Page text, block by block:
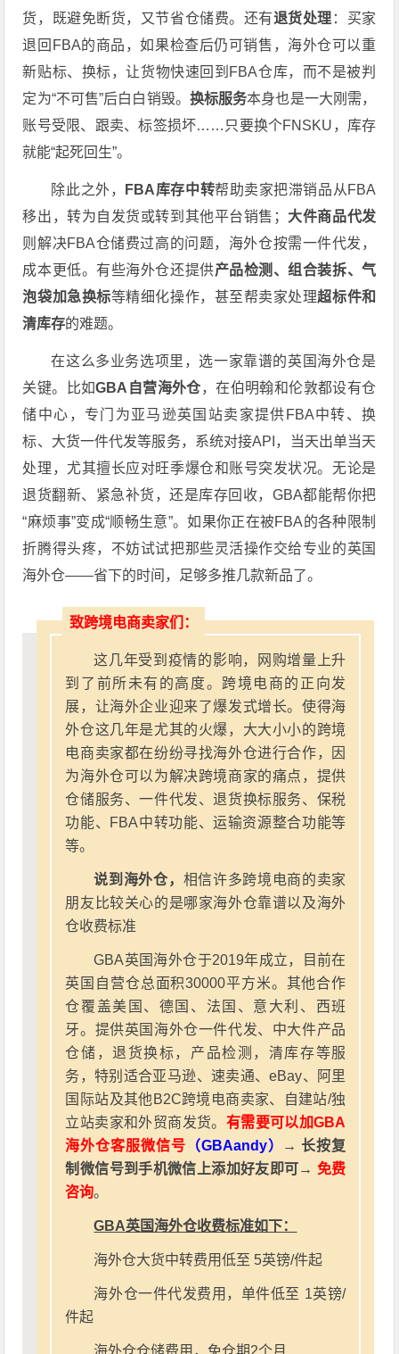
货，既避免断货，又节省仓储费。还有退货处理 ：买家
退回FBA的商品，如果检查后仍可销售，海外仓可以重
新贴标、换标，让货物快速回到FBA仓库，而不是被判
定为“不可售”后白白销毁。 换标服务本身也是一大刚需，
账号受限、跟卖、标签损坏……只要换个FNSKU，库存
就能“起死回生”。
除此之外， FBA库存中转帮助卖家把滞销品从FBA
移出，转为自发货或转到其他平台销售； 大件商品代发
则解决FBA仓储费过高的问题，海外仓按需一件代发，
成本更低。有些海外仓还提供产品检测、组合装拆、气
泡袋加急换标等精细化操作，甚至帮卖家处理超标件和
清库存的难题。
在这么多业务选项里，选一家靠谱的英国海外仓是
关键。比如GBA自营海外仓，在伯明翰和伦敦都设有仓
储中心，专门为亚马逊英国站卖家提供FBA中转、换
标、大货一件代发等服务，系统对接API，当天出单当天
处理，尤其擅长应对旺季爆仓和账号突发状况。无论是
退货翻新、紧急补货，还是库存回收，GBA都能帮你把
“麻烦事”变成“顺畅生意”。如果你正在被FBA的各种限制
折腾得头疼，不妨试试把那些灵活操作交给专业的英国
海外仓——省下的时间，足够多推几款新品了。
致跨境电商卖家们：
这几年受到疫情的影响，网购增量上升
到了前所未有的高度。跨境电商的正向发
展，让海外企业迎来了爆发式增长。使得海
外仓这几年是尤其的火爆，大大小小的跨境
电商卖家都在纷纷寻找海外仓进行合作，因
为海外仓可以为解决跨境商家的痛点，提供
仓储服务、一件代发、退货换标服务、保税
功能、FBA中转功能、运输资源整合功能等
等。
说到海外仓， 相信许多跨境电商的卖家
朋友比较关心的是哪家海外仓靠谱以及海外
仓收费标准
GBA英国海外仓于2019年成立，目前在
英国自营仓总面积30000平方米。其他合作
仓覆盖美国、德国、法国、意大利、西班
牙。提供英国海外仓一件代发、中大件产品
仓储，退货换标，产品检测，清库存等服
务，特别适合亚马逊、速卖通、eBay、阿里
国际站及其他B2C跨境电商卖家、自建站/独
立站卖家和外贸商发货。 有需要可以加GBA
海外仓客服微信号 （GBAandy）
→ 长按复
制微信号到手机微信上添加好友即可→ 免费
咨询。
GBA英国海外仓收费标准如下：
海外仓大货中转费用低至 5英镑/件起
海外仓一件代发费用，单件低至 1英镑/
件起
海外仓仓储费用，免仓期2个月